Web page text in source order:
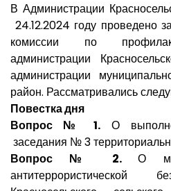
В Администрации
24.12.2024 году проведено
комиссии по
администрации
администрации
район. Рассматривались
Повестка дня
Вопрос № 1. О
заседания № 3
Вопрос № 2.О
антитеррористической